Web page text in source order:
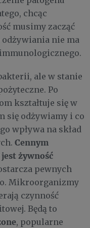
chcąc
musimy zacząć
odżywiania nie ma
ale w stanie
Po
kształtuje się w
się odżywiamy i co
wpływa na skład
Cennym
żywność
pewnych
Mikroorganizmy
czynność
Będą to
, popularne